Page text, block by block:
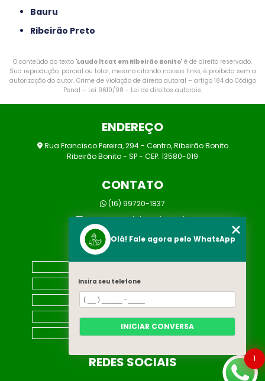
Bauru
Ribeirão Preto
O conteúdo do texto "Laudo ltcat em Ribeirão Bonito" é de direito reservado.
Sua reprodução, parcial ou total, mesmo citando nossos links, é proibida sem a
autorização do autor. Crime de violação de direito autoral – artigo 184 do Código
Penal – Lei 9610/98 - Lei de direitos autorais.
ENDEREÇO
Rua Francisco Pereira, 294 - Centro, Ribeirão Bonito
Ribeirão Bonito - SP - CEP: 13580-019
CONTATO
(16) 99720-1837
marcos@prolaborsst.com.br
EMPRESA
CONTATO
CATEGORIAS
MAPA DO SITE
REDES SOCIAIS 1
Olá! Fale agora pelo WhatsApp
Insira seu telefone
INICIAR CONVERSA